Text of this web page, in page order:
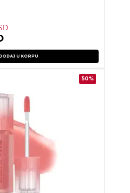
U KORPU
50%